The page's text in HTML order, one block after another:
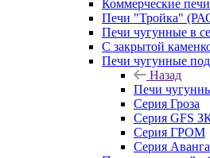
Коммерческие
Печи "Тройка"
Печи чугунные в
С закрытой
Печи чугунные
Назад
Печи
Серия Гроза
Серия GFS
Серия ГРОМ
Серия